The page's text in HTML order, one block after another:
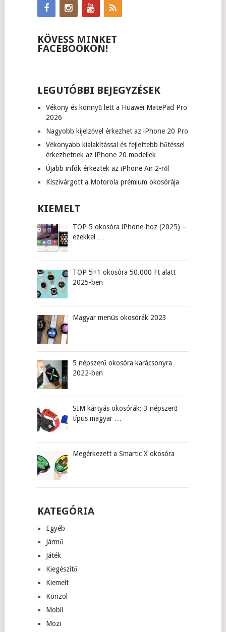
KÖVESS MINKET
FACEBOOKON!
LEGUTÓBBI BEJEGYZÉSEK
Vékony és könnyű lett a Huawei MatePad Pro
2026
Nagyobb kijelzővel érkezhet az iPhone 20 Pro
Vékonyabb kialakítással és fejlettebb hűtéssel
érkezhetnek az iPhone 20 modellek
Újabb infók érkeztek az iPhone Air 2-ről
Kiszivárgott a Motorola prémium okosórája
KIEMELT
TOP 5 okosóra iPhone-hoz (2025) –
ezekkel …
TOP 5+1 okosóra 50.000 Ft alatt
2025-ben
Magyar menüs okosórák 2023
5 népszerű okosóra karácsonyra
2022-ben
SIM kártyás okosórák: 3 népszerű
típus magyar …
Megérkezett a Smartic X okosóra
KATEGÓRIA
Egyéb
Jármű
Játék
Kiegészítő
Kiemelt
Konzol
Mobil
Mozi